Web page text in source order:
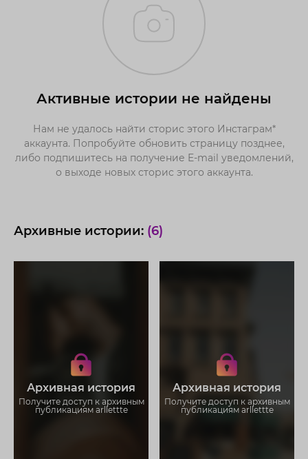
Активные истории не найдены
Нам не удалось найти сторис этого Инстаграм*
аккаунта. Попробуйте обновить страницу позднее,
либо подпишитесь на получение E-mail уведомлений,
о выходе новых сторис этого аккаунта.
Архивные истории: (6)
Архивная история
Получите доступ к архивным
публикациям arllettte
Получите доступ к архивным
историям arllettte
Не отвлекайтесь на рекламу
Загружайте истории без
ограничений
Архивная история
Получите доступ к архивным
публикациям arllettte
Получите доступ к архивным
историям arllettte
Не отвлекайтесь на рекламу
Загружайте истории без
ограничений